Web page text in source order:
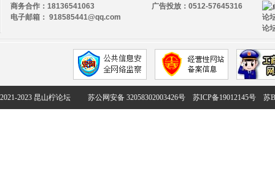
商务合作：18136541063
电子邮箱： 918585441@qq.com
论
论
广告投放：0512-57645316
2021-2023 昆山柠论坛 苏公网安备 32058302003426号 苏ICP备19012145号 苏